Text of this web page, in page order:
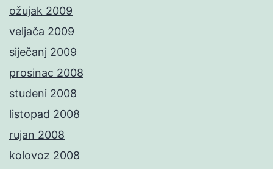
ožujak 2009
veljača 2009
siječanj 2009
prosinac 2008
studeni 2008
listopad 2008
rujan 2008
kolovoz 2008